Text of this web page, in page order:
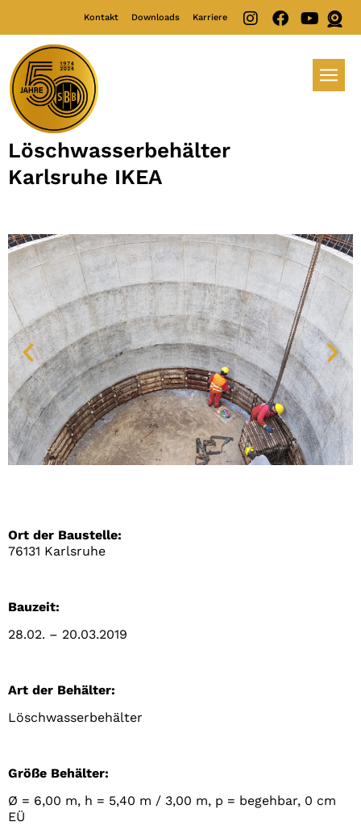
Kontakt Downloads Karriere
Löschwasserbehälter
Karlsruhe IKEA
Ort der Baustelle:
76131 Karlsruhe
Bauzeit:
28.02. – 20.03.2019
Art der Behälter:
Löschwasserbehälter
Größe Behälter:
Ø = 6,00 m, h = 5,40 m / 3,00 m, p = begehbar, 0 cm
EÜ